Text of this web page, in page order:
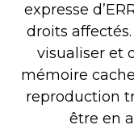
expresse
droits
visualiser et
mémoire
reproduction
être en